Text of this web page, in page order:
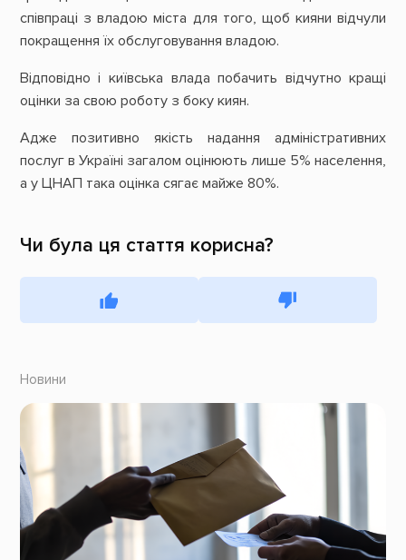
співпраці з владою міста для того, щоб кияни відчули
покращення їх обслуговування владою.
Відповідно і київська влада побачить відчутно кращі
оцінки за свою роботу з боку киян.
Адже позитивно якість надання адміністративних
послуг в Україні загалом оцінюють лише 5% населення,
а у ЦНАП така оцінка сягає майже 80%.
Чи була ця стаття корисна?
Новини